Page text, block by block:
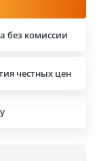
без комиссии
честных цен